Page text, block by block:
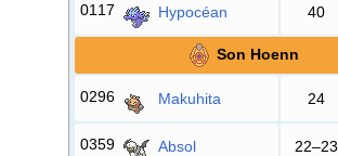
0117 Hypocéan 40
Son Hoenn
0296 Makuhita 24
0359 Absol 22–23